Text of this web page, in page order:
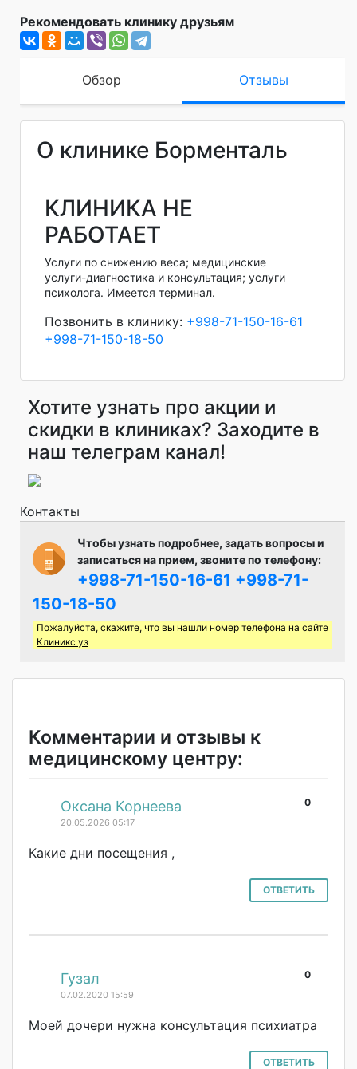
Рекомендовать клинику друзьям
Обзор Отзывы
О клинике Борменталь
КЛИНИКА НЕ
РАБОТАЕТ
Услуги по снижению веса; медицинские
услуги-диагностика и консультация; услуги
психолога. Имеется терминал.
Позвонить в клинику: +998-71-150-16-61
+998-71-150-18-50
Хотите узнать про акции и
скидки в клиниках? Заходите в
наш телеграм канал!
Контакты
Чтобы узнать подробнее, задать вопросы и
записаться на прием, звоните по телефону:
+998-71-150-16-61 +998-71-
150-18-50
Пожалуйста, скажите, что вы нашли номер телефона на сайте
Клиникс уз
Комментарии и отзывы к
медицинскому центру:
0
Оксана Корнеева
20.05.2026 05:17
Какие дни посещения ,
ОТВЕТИТЬ
0
Гузал
07.02.2020 15:59
Моей дочери нужна консультация психиатра
ОТВЕТИТЬ